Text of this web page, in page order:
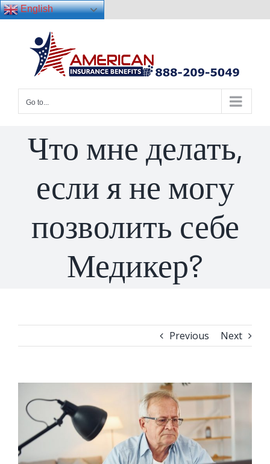
English
Go to...
Что мне делать,
если я не могу
позволить себе
Медикер?
Previous Next